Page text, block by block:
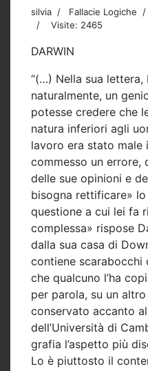
silvia Fallacie Logiche
Visite: 2465
DARWIN
“(…) Nella sua lettera,
naturalmente, un
potesse credere che
natura inferiori agli
lavoro era stato male
commesso un errore,
delle sue opinioni e
bisogna rettificare»
questione a cui lei fa
complessa» rispose
dalla sua casa di
contiene
che qualcuno l’ha
per parola, su un
conservato accanto
dell’Università di
grafia l’aspetto più
Lo è piuttosto il